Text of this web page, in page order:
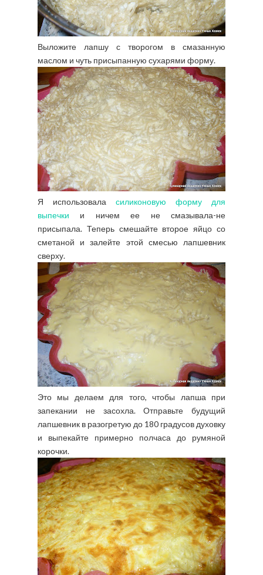
Выложите лапшу с творогом в смазанную
маслом и чуть присыпанную сухарями форму.
Я использовала силиконовую форму для
выпечки и ничем ее не смазывала-не
присыпала. Теперь смешайте второе яйцо со
сметаной и залейте этой смесью лапшевник
сверху.
Это мы делаем для того, чтобы лапша при
запекании не засохла. Отправьте будущий
лапшевник в разогретую до 180 градусов духовку
и выпекайте примерно полчаса до румяной
корочки.